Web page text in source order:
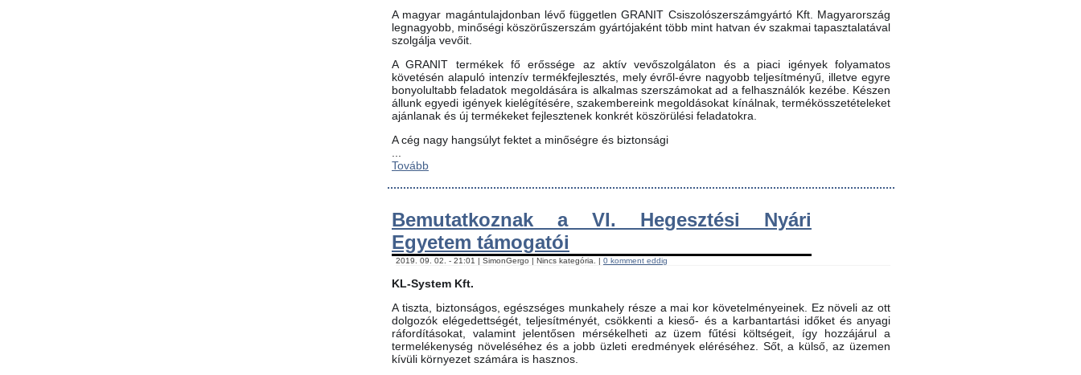
A magyar magántulajdonban lévő független GRANIT Csiszolószerszámgyártó Kft. Magyarország
legnagyobb, minőségi köszörűszerszám gyártójaként több mint hatvan év szakmai tapasztalatával
szolgálja vevőit.
A GRANIT termékek fő erőssége az aktív vevőszolgálaton és a piaci igények folyamatos
követésén alapuló intenzív termékfejlesztés, mely évről-évre nagyobb teljesítményű, illetve egyre
bonyolultabb feladatok megoldására is alkalmas szerszámokat ad a felhasználók kezébe. Készen
állunk egyedi igények kielégítésére, szakembereink megoldásokat kínálnak, termékösszetételeket
ajánlanak és új termékeket fejlesztenek konkrét köszörülési feladatokra.
A cég nagy hangsúlyt fektet a minőségre és biztonsági
Tovább
Bemutatkoznak a VI. Hegesztési Nyári
Egyetem támogatói
2019. 09. 02. - 21:01 | SimonGergo | Nincs kategória. | 0 komment eddig
KL-System Kft.
A tiszta, biztonságos, egészséges munkahely része a mai kor követelményeinek. Ez növeli az ott
dolgozók elégedettségét, teljesítményét, csökkenti a kieső- és a karbantartási időket és anyagi
ráfordításokat, valamint jelentősen mérsékelheti az üzem fűtési költségeit, így hozzájárul a
termelékenység növeléséhez és a jobb üzleti eredmények eléréséhez. Sőt, a külső, az üzemen
kívüli környezet számára is hasznos.